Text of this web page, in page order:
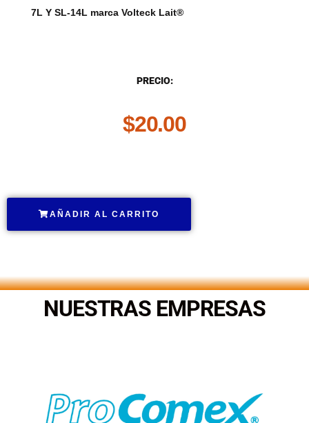
7L Y SL-14L marca Volteck Lait®
PRECIO:
$20.00
AÑADIR AL CARRITO
NUESTRAS EMPRESAS